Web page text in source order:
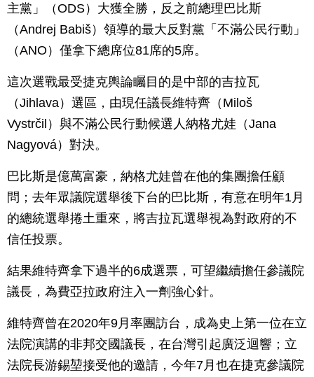
主黨」（ODS）大獲全勝，反之前總理巴比斯
（Andrej Babiš）領導的最大反對黨「不滿公民行動」
（ANO）僅拿下總席位81席的5席。
這次選戰最受捷克輿論矚目的是中部的吉拉瓦
（Jihlava）選區，由現任議長維特齊（Miloš
Vystrčil）與不滿公民行動候選人納格尤娃（Jana
Nagyová）對決。
巴比斯是億萬富豪，納格尤娃曾在他的集團擔任顧
問；去年眾議院選舉後下台的巴比斯，有意在明年1月
的總統選舉捲土重來，將吉拉瓦選舉視為對政府的不
信任投票。
結果維特齊拿下過半的6成選票，可望繼續擔任參議院
議長，為費亞拉政府注入一劑強心針。
維特齊曾在2020年9月率團訪台，成為史上第一位在立
法院演講的非邦交國議長，在台灣引起廣泛迴響；立
法院長游錫堃接受他的邀請，今年7月也在捷克參議院